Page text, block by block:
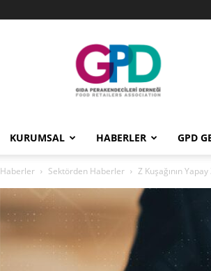
GPD
KURUMSAL HABERLER GPD
Haberler Sektörden Haberler Z Kuşağının